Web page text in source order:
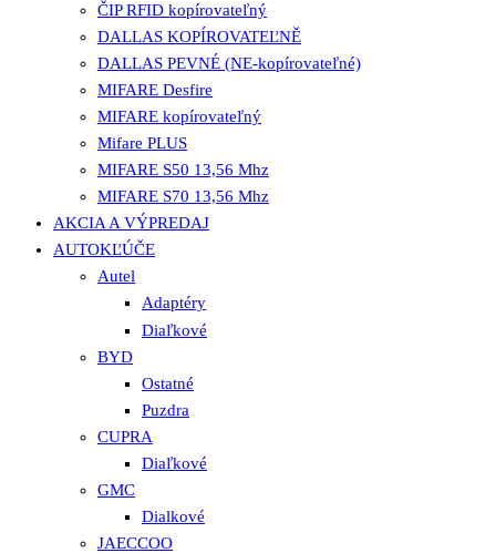
ČIP RFID kopírovateľný
DALLAS KOPÍROVATEĽNĚ
DALLAS PEVNÉ (NE-kopírovateľné)
MIFARE Desfire
MIFARE kopírovateľný
Mifare PLUS
MIFARE S50 13,56 Mhz
MIFARE S70 13,56 Mhz
AKCIA A VÝPREDAJ
AUTOKĽÚČE
Autel
Adaptéry
Diaľkové
BYD
Ostatné
Puzdra
CUPRA
Diaľkové
GMC
Dialkové
JAECCOO